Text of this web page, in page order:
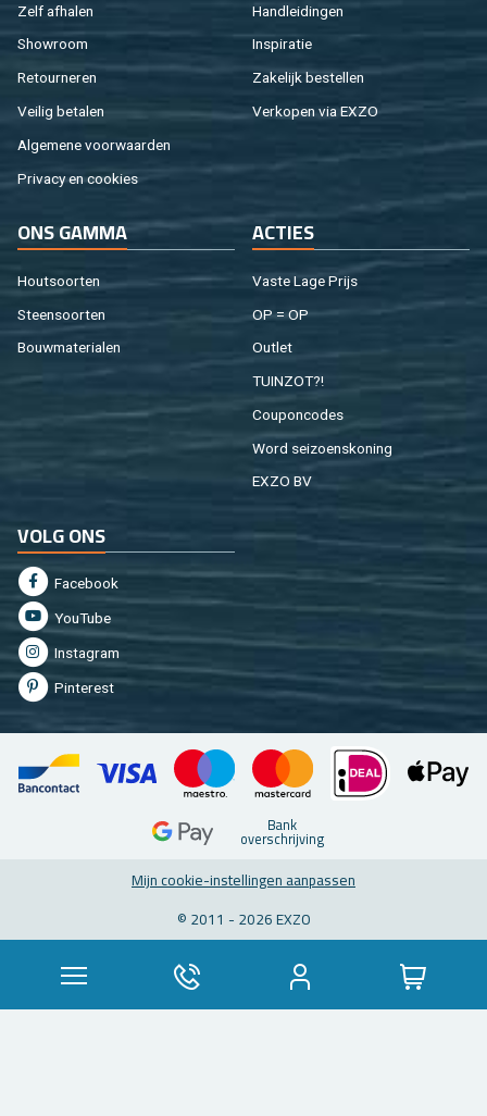
Zelf afhalen
Showroom
Retourneren
Veilig betalen
Algemene voorwaarden
Privacy en cookies
Handleidingen
Inspiratie
Zakelijk bestellen
Verkopen via EXZO
ONS GAMMA
Houtsoorten
Steensoorten
Bouwmaterialen
ACTIES
Vaste Lage Prijs
OP = OP
Outlet
TUINZOT?!
Couponcodes
Word seizoenskoning
EXZO BV
VOLG ONS
Facebook
YouTube
Instagram
Pinterest
Bank
overschrijving
Mijn cookie-instellingen aanpassen
© 2011 - 2026 EXZO